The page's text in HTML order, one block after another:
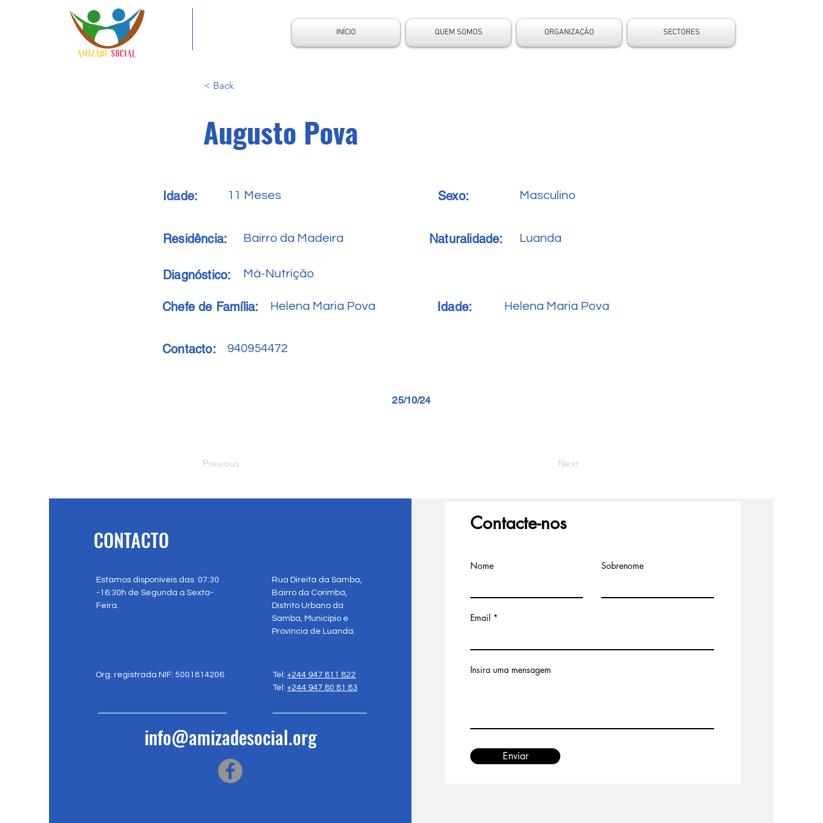
INÍCIO QUEM SOMOS ORGANIZAÇÃO SECTORES
< Back
Augusto Pova
Idade: 11 Meses Sexo: Masculino
Residência: Bairro da Madeira Naturalidade: Luanda
Diagnóstico: Má-Nutrição
Chefe de Família: Helena Maria Pova Idade: Helena Maria Pova
Contacto: 940954472
25/10/24
Previous Next
CONTACTO
Estamos disponíveis das 07:30
-16:30h de Segunda a Sexta-
Feira.
Rua Direita da Samba,
Bairro da Corimba,
Distrito Urbano da
Samba, Município e
Província de Luanda.
Org. registrada NIF: 5001814206 Tel: +244 947 811 822
Tel: +244 947 80 81 83
info@amizadesocial.org
Contacte-nos
Nome Sobrenome
Email
Insira uma mensagem
Enviar